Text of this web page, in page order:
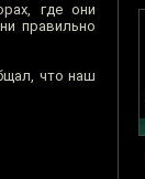
где они
правильно
что наш